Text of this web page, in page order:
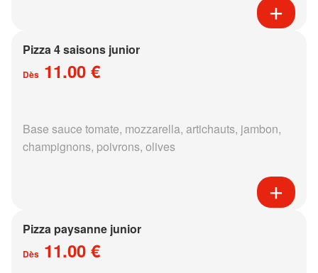
Pizza 4 saisons junior
Dès 11.00 €
Base sauce tomate, mozzarella, artichauts, jambon,
champignons, poivrons, olives
Pizza paysanne junior
Dès 11.00 €